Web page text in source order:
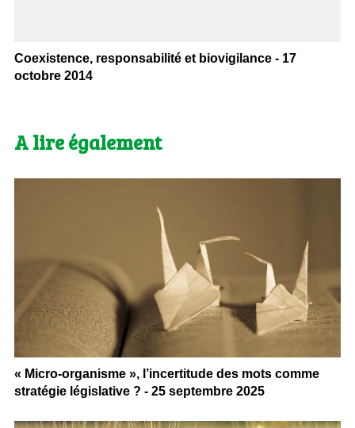
Coexistence, responsabilité et biovigilance - 17
octobre 2014
A lire également
« Micro-organisme », l’incertitude des mots comme
stratégie législative ? - 25 septembre 2025